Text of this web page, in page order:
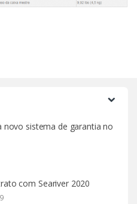
novo sistema de garantia no
com Seariver 2020